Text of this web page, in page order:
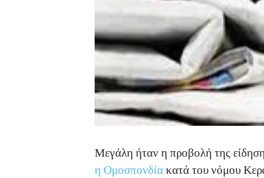
Μεγάλη ήταν η προβολή της
η Ομοσπονδίακατά του νόμου